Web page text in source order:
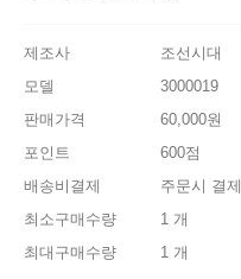
제조사
조선시대
모델
3000019
판매가격
60,000원
포인트
600점
배송비결제
주문시 결제
최소구매수량
1 개
최대구매수량
1 개